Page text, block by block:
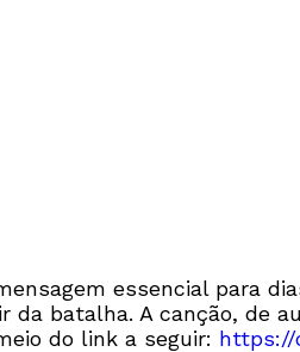
essencial para
da batalha. A canção, de
do link a seguir: https://